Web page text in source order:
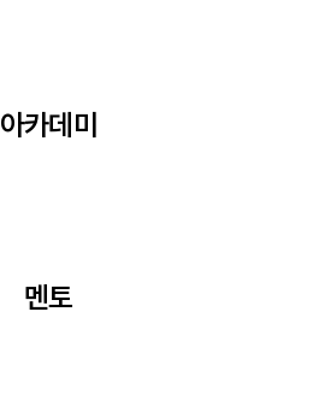
아카데미
멘토